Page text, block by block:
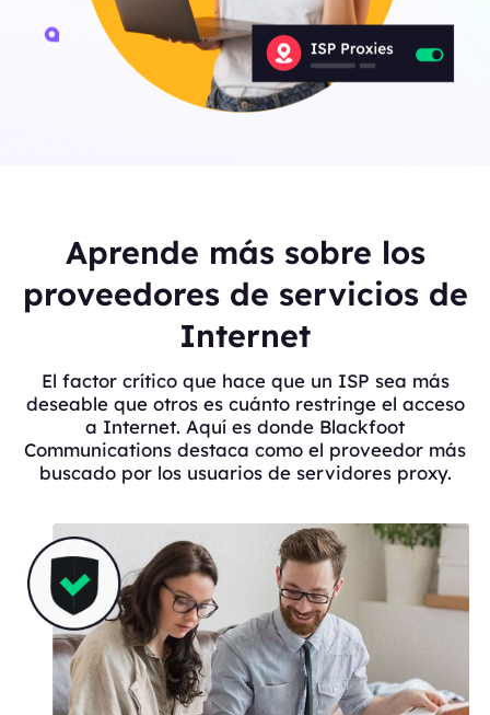
Aprende más sobre los
proveedores de servicios de
Internet
El factor crítico que hace que un ISP sea más
deseable que otros es cuánto restringe el acceso
a Internet. Aquí es donde Blackfoot
Communications destaca como el proveedor más
buscado por los usuarios de servidores proxy.